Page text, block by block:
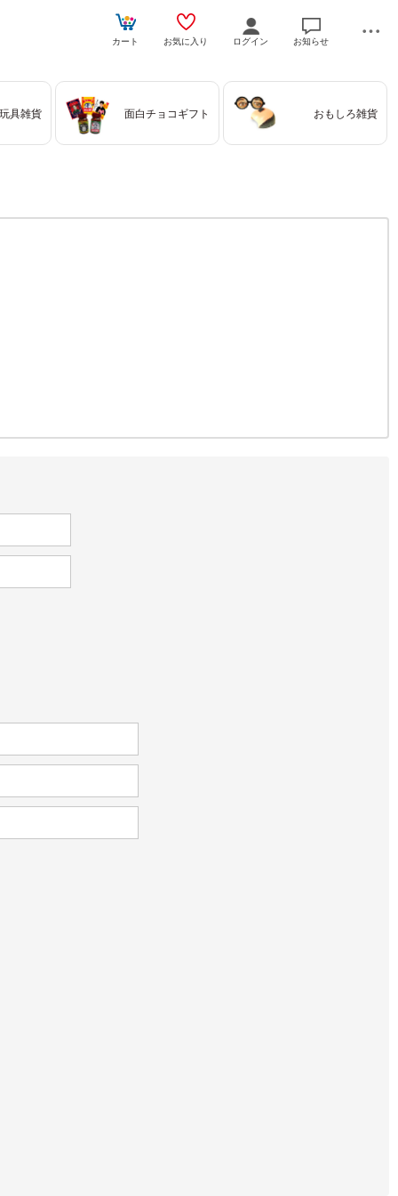
カート お気に入り ログイン お知らせ
具雑貨 面白チョコギフト おもしろ雑貨